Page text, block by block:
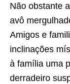
Não obstante
avô
Amigos e
inclinações
à família uma
derradeiro